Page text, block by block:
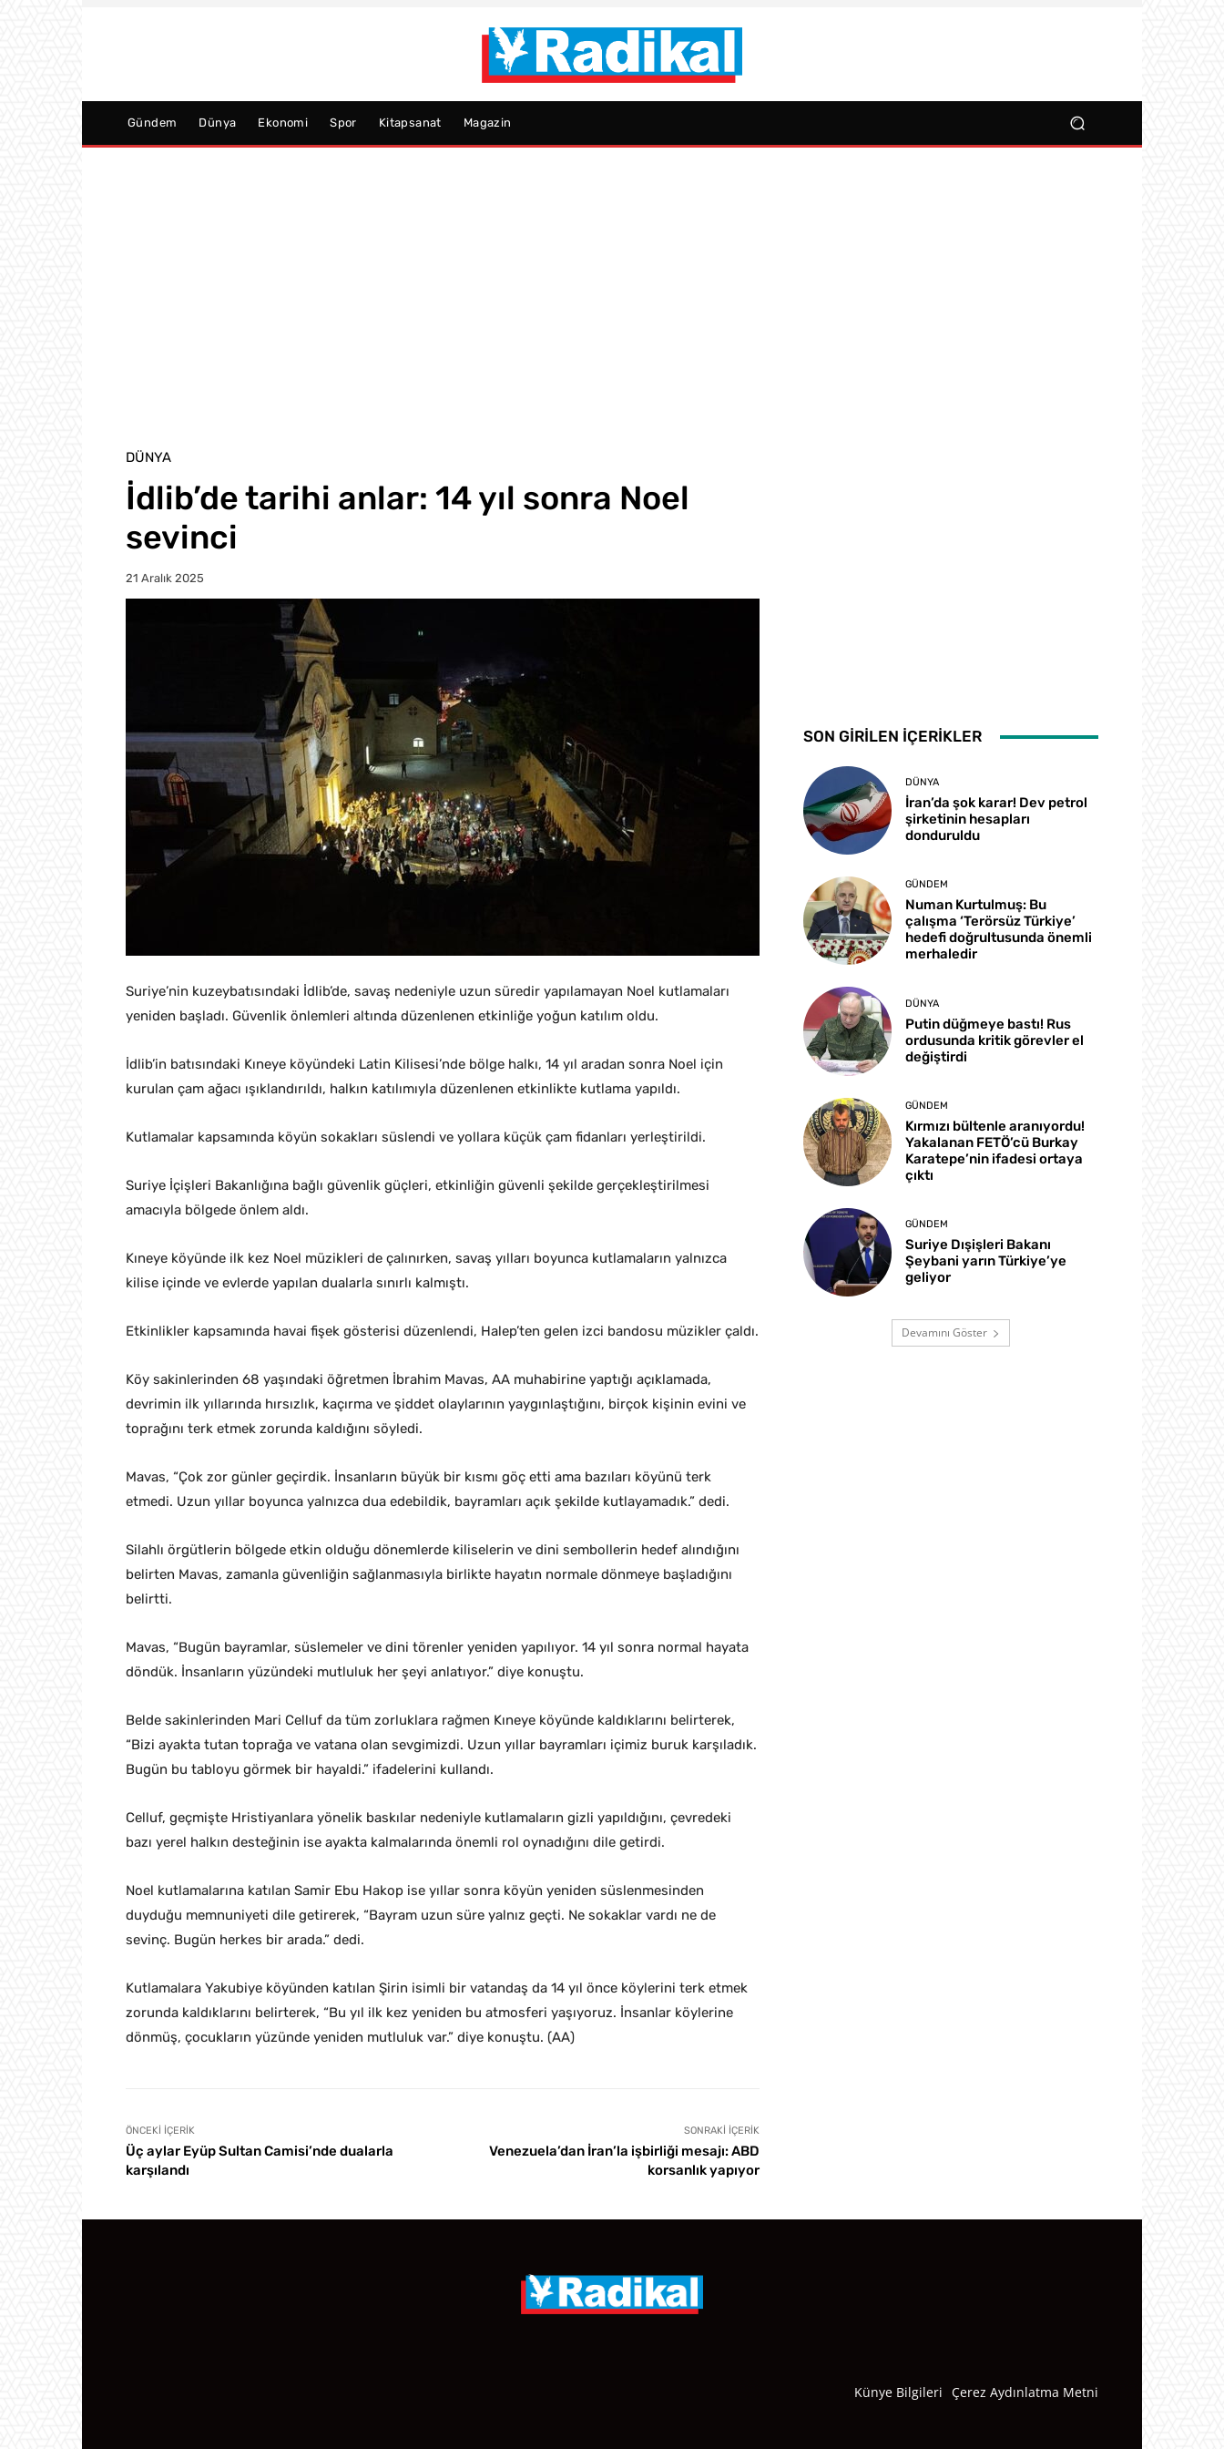
Gündem Dünya Ekonomi Spor Kitapsanat Magazin
DÜNYA
İdlib’de tarihi anlar: 14 yıl sonra Noel
sevinci
21 Aralık 2025
Suriye’nin kuzeybatısındaki İdlib’de, savaş nedeniyle uzun süredir yapılamayan Noel kutlamaları
yeniden başladı. Güvenlik önlemleri altında düzenlenen etkinliğe yoğun katılım oldu.
İdlib’in batısındaki Kıneye köyündeki Latin Kilisesi’nde bölge halkı, 14 yıl aradan sonra Noel için
kurulan çam ağacı ışıklandırıldı, halkın katılımıyla düzenlenen etkinlikte kutlama yapıldı.
Kutlamalar kapsamında köyün sokakları süslendi ve yollara küçük çam fidanları yerleştirildi.
Suriye İçişleri Bakanlığına bağlı güvenlik güçleri, etkinliğin güvenli şekilde gerçekleştirilmesi
amacıyla bölgede önlem aldı.
Kıneye köyünde ilk kez Noel müzikleri de çalınırken, savaş yılları boyunca kutlamaların yalnızca
kilise içinde ve evlerde yapılan dualarla sınırlı kalmıştı.
Etkinlikler kapsamında havai fişek gösterisi düzenlendi, Halep’ten gelen izci bandosu müzikler çaldı.
Köy sakinlerinden 68 yaşındaki öğretmen İbrahim Mavas, AA muhabirine yaptığı açıklamada,
devrimin ilk yıllarında hırsızlık, kaçırma ve şiddet olaylarının yaygınlaştığını, birçok kişinin evini ve
toprağını terk etmek zorunda kaldığını söyledi.
Mavas, “Çok zor günler geçirdik. İnsanların büyük bir kısmı göç etti ama bazıları köyünü terk
etmedi. Uzun yıllar boyunca yalnızca dua edebildik, bayramları açık şekilde kutlayamadık.” dedi.
Silahlı örgütlerin bölgede etkin olduğu dönemlerde kiliselerin ve dini sembollerin hedef alındığını
belirten Mavas, zamanla güvenliğin sağlanmasıyla birlikte hayatın normale dönmeye başladığını
belirtti.
Mavas, “Bugün bayramlar, süslemeler ve dini törenler yeniden yapılıyor. 14 yıl sonra normal hayata
döndük. İnsanların yüzündeki mutluluk her şeyi anlatıyor.” diye konuştu.
Belde sakinlerinden Mari Celluf da tüm zorluklara rağmen Kıneye köyünde kaldıklarını belirterek,
“Bizi ayakta tutan toprağa ve vatana olan sevgimizdi. Uzun yıllar bayramları içimiz buruk karşıladık.
Bugün bu tabloyu görmek bir hayaldi.” ifadelerini kullandı.
Celluf, geçmişte Hristiyanlara yönelik baskılar nedeniyle kutlamaların gizli yapıldığını, çevredeki
bazı yerel halkın desteğinin ise ayakta kalmalarında önemli rol oynadığını dile getirdi.
Noel kutlamalarına katılan Samir Ebu Hakop ise yıllar sonra köyün yeniden süslenmesinden
duyduğu memnuniyeti dile getirerek, “Bayram uzun süre yalnız geçti. Ne sokaklar vardı ne de
sevinç. Bugün herkes bir arada.” dedi.
Kutlamalara Yakubiye köyünden katılan Şirin isimli bir vatandaş da 14 yıl önce köylerini terk etmek
zorunda kaldıklarını belirterek, “Bu yıl ilk kez yeniden bu atmosferi yaşıyoruz. İnsanlar köylerine
dönmüş, çocukların yüzünde yeniden mutluluk var.” diye konuştu. (AA)
ÖNCEKI İÇERIK
Üç aylar Eyüp Sultan Camisi’nde dualarla
karşılandı
SONRAKI İÇERIK
Venezuela’dan İran’la işbirliği mesajı: ABD
korsanlık yapıyor
SON GİRİLEN İÇERİKLER
DÜNYA
İran’da şok karar! Dev petrol
şirketinin hesapları
donduruldu
GÜNDEM
Numan Kurtulmuş: Bu
çalışma ‘Terörsüz Türkiye’
hedefi doğrultusunda önemli
merhaledir
DÜNYA
Putin düğmeye bastı! Rus
ordusunda kritik görevler el
değiştirdi
GÜNDEM
Kırmızı bültenle aranıyordu!
Yakalanan FETÖ’cü Burkay
Karatepe’nin ifadesi ortaya
çıktı
GÜNDEM
Suriye Dışişleri Bakanı
Şeybani yarın Türkiye’ye
geliyor
Devamını Göster
Künye Bilgileri Çerez Aydınlatma Metni